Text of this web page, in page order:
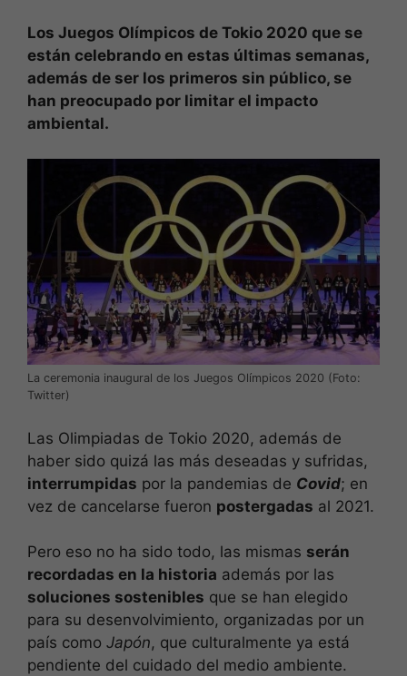
Los Juegos Olímpicos de Tokio 2020 que se
están celebrando en estas últimas semanas,
además de ser los primeros sin público, se
han preocupado por limitar el impacto
ambiental.
La ceremonia inaugural de los Juegos Olímpicos 2020 (Foto:
Twitter)
Las Olimpiadas de Tokio 2020, además de
haber sido quizá las más deseadas y sufridas,
interrumpidas por la pandemias de Covid; en
vez de cancelarse fueron postergadas al 2021.
Pero eso no ha sido todo, las mismas serán
recordadas en la historia además por las
soluciones sostenibles que se han elegido
para su desenvolvimiento, organizadas por un
país como Japón, que culturalmente ya está
pendiente del cuidado del medio ambiente.